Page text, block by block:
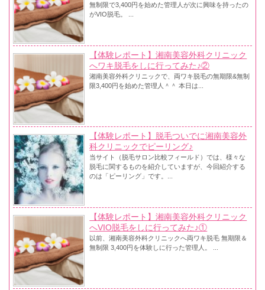
無制限で3,400円を始めた管理人が次に興味を持ったの
がVIO脱毛。 ...
【体験レポート】湘南美容外科クリニック
へワキ脱毛をしに行ってみた♪②
湘南美容外科クリニックで、両ワキ脱毛の無期限&無制
限3,400円を始めた管理人＾＾ 本日は...
【体験レポート】脱毛ついでに湘南美容外
科クリニックでピーリング♪
当サイト（脱毛サロン比較フィールド）では、様々な
脱毛に関するものを紹介していますが、今回紹介する
のは「ピーリング」です。...
【体験レポート】湘南美容外科クリニック
へVIO脱毛をしに行ってみた♪①
以前、湘南美容外科クリニックへ両ワキ脱毛 無期限＆
無制限 3,400円を体験しに行った管理人。 ...